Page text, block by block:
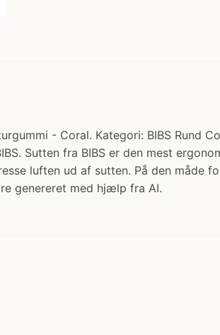
- Coral. Kategori: BIBS Rund
Sutten fra BIBS er den mest
luften ud af sutten. På den måde
genereret med hjælp fra AI.